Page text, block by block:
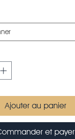
Ajouter au panier
et payer